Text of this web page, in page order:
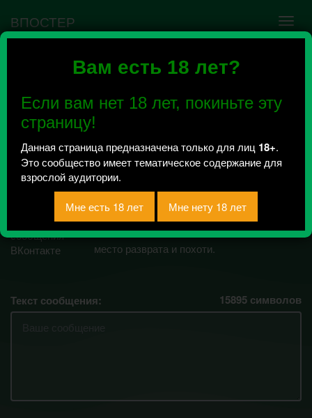
Вам есть 18 лет?
Если вам нет 18 лет, покиньте эту
страницу!
Данная страница предназначена только для лиц 18+.
Это сообщество имеет тематическое содержание для
взрослой аудитории.
ВПОСТЕР
Ошибка VK API #5
сообщества нужно авторизоваться на сервисе
повторно.
сексуальные
извращения
Всего 2, за сегодня 0 сообщений
отправлено / Рейтинг 0
место разврата и похоти.
Текст сообщения: 15895 символов